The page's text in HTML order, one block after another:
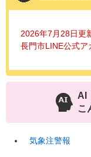
2026年7月28日更
長門市LINE公式ア
AI
こ
気象注警報